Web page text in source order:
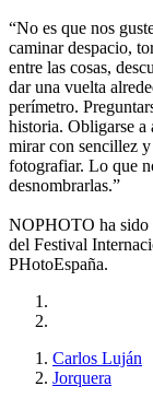
“No es que nos
caminar despacio,
entre las cosas,
dar una vuelta
perímetro.
historia. Obligarse a
mirar con sencillez
fotografiar. Lo que
desnombrarlas.”
NOPHOTO ha sido
del Festival
PHotoEspaña.
Carlos Luján
Jorquera